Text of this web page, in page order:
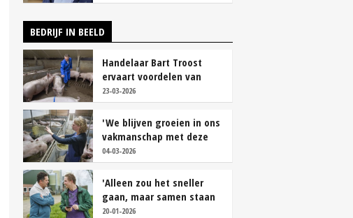
BEDRIJF IN BEELD
Handelaar Bart Troost
ervaart voordelen van
coöperatieve voerfusie
23-03-2026
'We blijven groeien in ons
vakmanschap met deze
teamaanpak'
04-03-2026
'Alleen zou het sneller
gaan, maar samen staan
we stukken sterker'
20-01-2026